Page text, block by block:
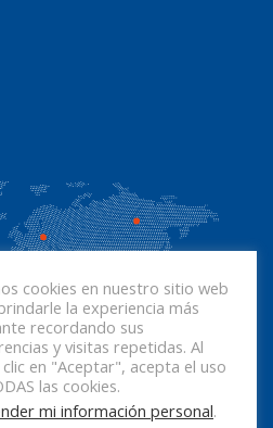
cookies en nuestro sitio web
la experiencia más
recordando sus
y visitas repetidas. Al
clic en "Aceptar", acepta el uso
las cookies.
mi información personal.